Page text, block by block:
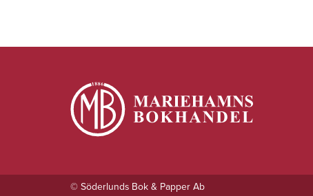
© Söderlunds Bok & Papper Ab